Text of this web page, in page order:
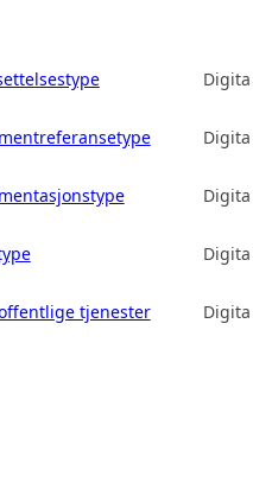
tjenester